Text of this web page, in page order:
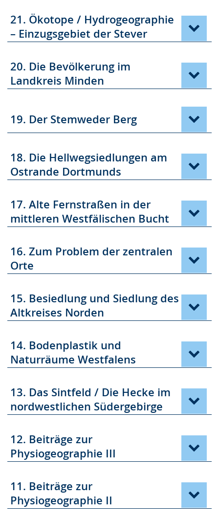
21. Ökotope / Hydrogeographie
– Einzugsgebiet der Stever
20. Die Bevölkerung im
Landkreis Minden
19. Der Stemweder Berg
18. Die Hellwegsiedlungen am
Ostrande Dortmunds
17. Alte Fernstraßen in der
mittleren Westfälischen Bucht
16. Zum Problem der zentralen
Orte
15. Besiedlung und Siedlung des
Altkreises Norden
14. Bodenplastik und
Naturräume Westfalens
13. Das Sintfeld / Die Hecke im
nordwestlichen Südergebirge
12. Beiträge zur
Physiogeographie III
11. Beiträge zur
Physiogeographie II